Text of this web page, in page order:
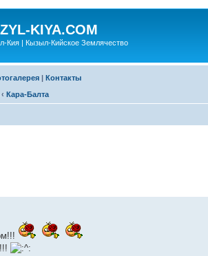
KIYA.COM
Кия | Кызыл-Кийское Землячество
| Контакты
‹ Кара-Балта